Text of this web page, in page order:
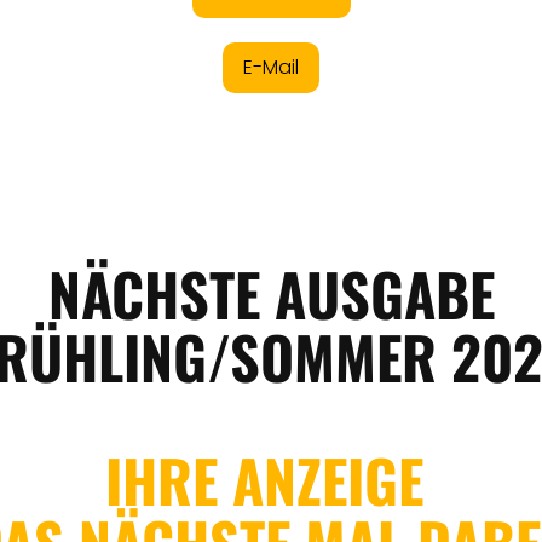
E-Mail
NÄCHSTEAUSGABE
SOMMER
IHRE ANZEIGE